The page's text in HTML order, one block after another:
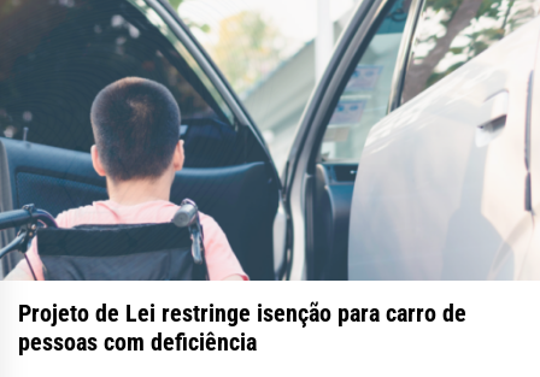
Projeto de Lei restringe isenção para carro de
pessoas com deficiência